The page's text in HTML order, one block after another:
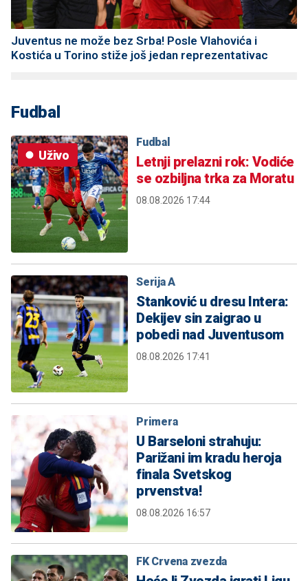
Juventus ne može bez Srba! Posle Vlahovića i
Kostića u Torino stiže još jedan reprezentativac
Fudbal
Uživo
Fudbal
Letnji prelazni rok: Vodiće
se ozbiljna trka za Moratu
08.08.2026 17:44
Serija A
Stanković u dresu Intera:
Dekijev sin zaigrao u
pobedi nad Juventusom
08.08.2026 17:41
Primera
U Barseloni strahuju:
Parižani im kradu heroja
finala Svetskog
prvenstva!
08.08.2026 16:57
FK Crvena zvezda